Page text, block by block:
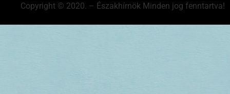
Copyright © 2020. – Északhírnök Minden jog fenntartva!